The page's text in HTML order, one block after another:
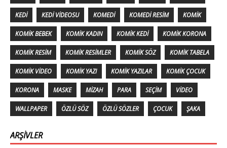
KEDI KEDI VIDEOSU KOMEDI KOMEDI RESIM KOMIK
KOMIK BEBEK KOMIK KADIN KOMIK KEDI KOMIK KORONA
KOMIK RESIM KOMIK RESIMLER KOMIK SÖZ KOMIK TABELA
KOMIK VIDEO KOMIK YAZI KOMIK YAZILAR KOMIK ÇOCUK
KORONA MASKE MIZAH PARA SEÇIM VIDEO
WALLPAPER ÖZLÜ SÖZ ÖZLÜ SÖZLER ÇOCUK ŞAKA
ARŞIVLER